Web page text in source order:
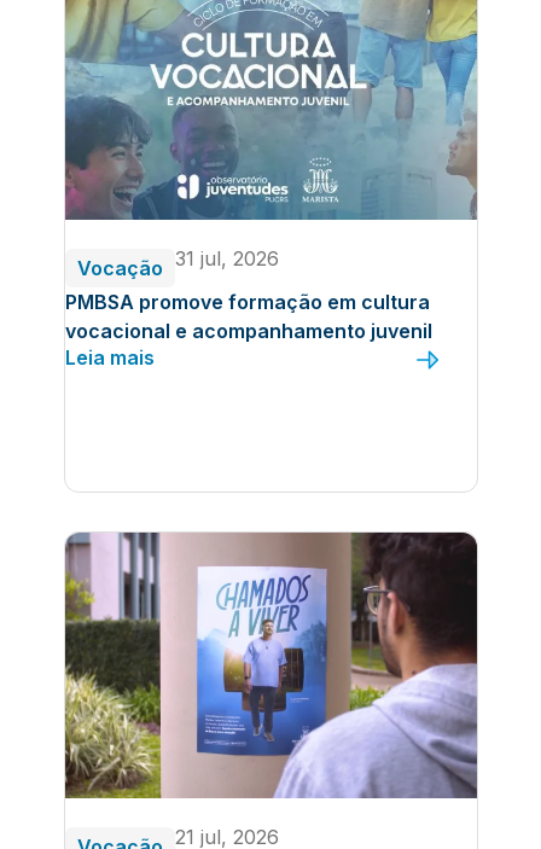
Vocação 31 jul, 2026
PMBSA promove formação em cultura
vocacional e acompanhamento juvenil
Leia mais
21 jul, 2026